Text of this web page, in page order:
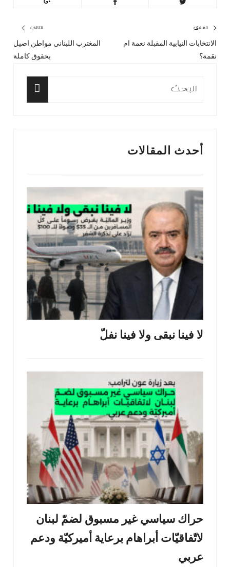
تصفّح
المقالات
السابق
المقال
الانتخابات النيابية المقبلة نعمة ام
نقمة؟
التالي
المغترب اللبناني مواطن اصيل
بحقوق كاملة
البحث
أحدث المقالات
لا فينا نبقى ولا فينا نفلّ
حراك سياسي غير مسبوق لضمّ لبنان
لاتّفاقيّات أبراهام برعاية أميركيّة ودعم
عربي